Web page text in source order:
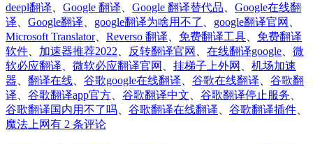
布
于
类
签
deepl翻译
Google 翻译 Google 翻译替代品
Google在线翻
译
Google翻译 google翻译为啥用不了 google翻译官网
Microsoft Translator、 Reverso 翻译 免费翻译工具
免费翻译
软件
加速器推荐2022 反转翻译官网 在线翻译google
微
软必应翻译
微软必应翻译官网 挂梯子上外网
机场加速
器
翻译在线 谷歌google在线翻译 谷歌在线翻译
谷歌翻
译
谷歌翻译app官方 谷歌翻译中文 谷歌翻译停止服务
谷歌翻译国内用不了吗
谷歌翻译在线翻译 谷歌翻译插件
魔法上网这
有 2 条评论